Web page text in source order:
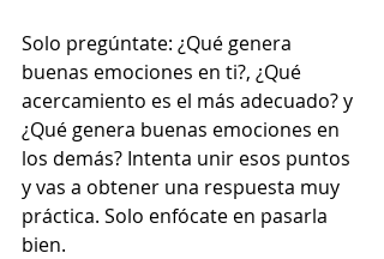
Solo pregúntate: ¿Qué genera
buenas emociones en ti?, ¿Qué
acercamiento es el más adecuado? y
¿Qué genera buenas emociones en
los demás? Intenta unir esos puntos
y vas a obtener una respuesta muy
práctica. Solo enfócate en pasarla
bien.